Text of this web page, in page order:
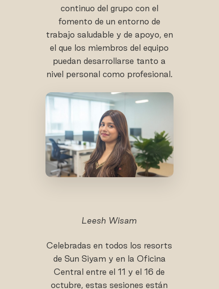
continuo del grupo con el
fomento de un entorno de
trabajo saludable y de apoyo, en
el que los miembros del equipo
puedan desarrollarse tanto a
nivel personal como profesional.
Leesh Wisam
Celebradas en todos los resorts
de Sun Siyam y en la Oficina
Central entre el 11 y el 16 de
octubre, estas sesiones están